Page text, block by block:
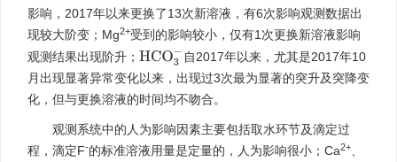
影响，2017年以来更换了13次新溶液，有6次影响观测数据出
现较大阶变；Mg2+受到的影响较小，仅有1次更换新溶液影响
观测结果出现阶升； HCO3− 自2017年以来，尤其是2017年10
月出现显著异常变化以来，出现过3次最为显著的突升及突降变
化，但与更换溶液的时间均不吻合。
观测系统中的人为影响因素主要包括取水环节及滴定过
程，滴定F-的标准溶液用量是定量的，人为影响很小；Ca2+